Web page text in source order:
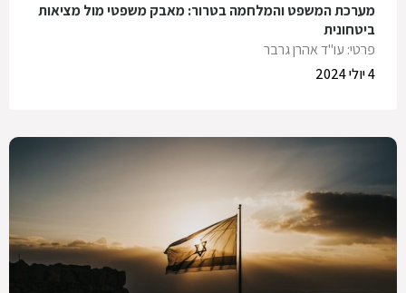
מערכת המשפט והמלחמה בטרור: מאבק משפטי מול מציאות
ביטחונית
פרטי: עו"ד אהרן גרבר
4 יולי 2024